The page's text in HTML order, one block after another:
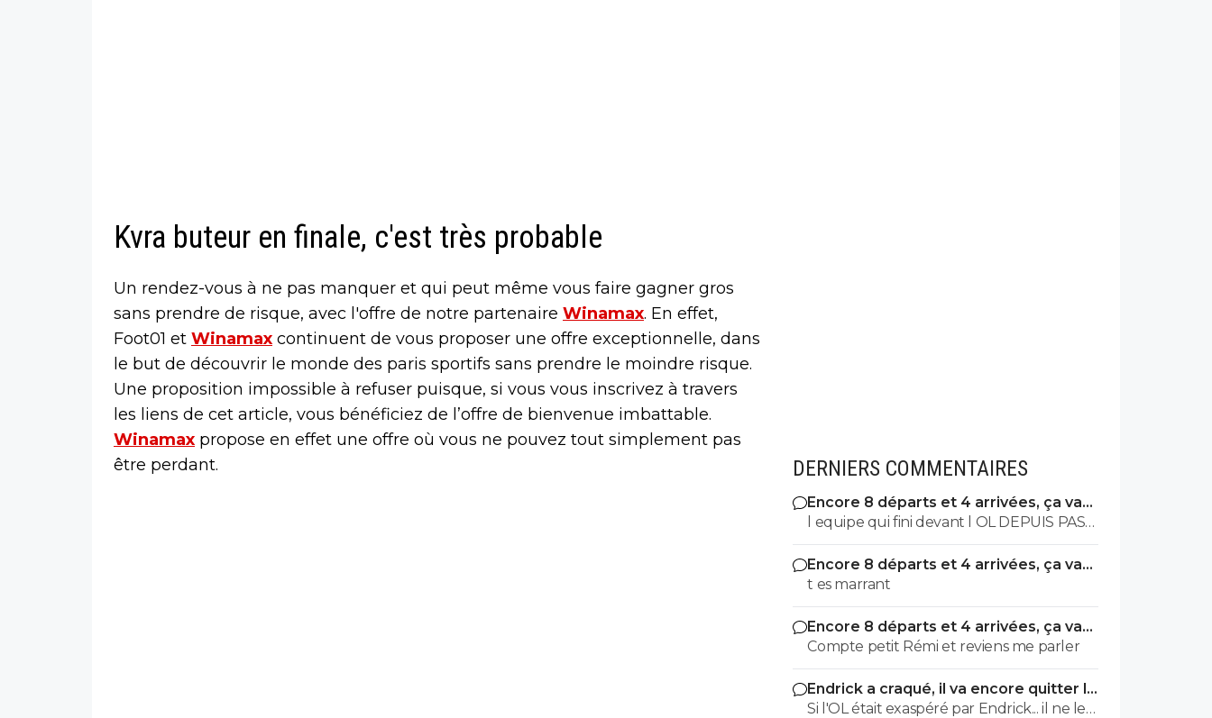
Kvra buteur en finale, c'est très probable
Un rendez-vous à ne pas manquer et qui peut même vous faire gagner gros
sans prendre de risque, avec l'offre de notre partenaire Winamax. En effet,
Foot01 et Winamax continuent de vous proposer une offre exceptionnelle, dans
le but de découvrir le monde des paris sportifs sans prendre le moindre risque.
Une proposition impossible à refuser puisque, si vous vous inscrivez à travers
les liens de cet article, vous bénéficiez de l’offre de bienvenue imbattable.
Winamax propose en effet une offre où vous ne pouvez tout simplement pas
être perdant.
DERNIERS COMMENTAIRES
Encore 8 départs et 4 arrivées, ça va
valser à l'OL
l equipe qui fini devant l OL DEPUIS PAS
MAL DE TPS? lol. t es tro malin toi
Encore 8 départs et 4 arrivées, ça va
valser à l'OL
t es marrant
Encore 8 départs et 4 arrivées, ça va
valser à l'OL
Compte petit Rémi et reviens me parler
Endrick a craqué, il va encore quitter le
Real
Si l'OL était exaspéré par Endrick... il ne le